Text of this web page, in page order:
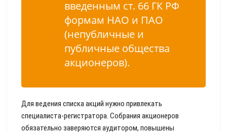
введенным ст. 66 ГК РФ
формам НАО и ПАО
(непубличные и
публичные общества
акционеров).
Для ведения списка акций нужно привлекать
специалиста-регистратора. Собрания акционеров
обязательно заверяются аудитором, повышены